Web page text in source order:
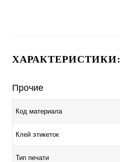
ХАРАКТЕРИСТИКИ:
Прочие
Код материала
Клей этикеток
Тип печати